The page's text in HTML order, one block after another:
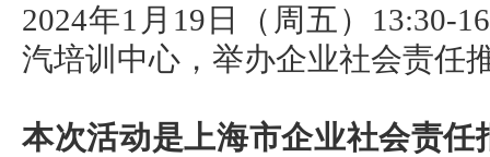
2024年1月19日（周五）13:30-
汽培训中心，举办企业社会责任
本次活动是上海市企业社会责